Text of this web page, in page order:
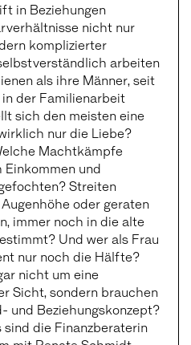
in Beziehungen
nicht nur
komplizierter
arbeiten
als ihre Männer, seit
der Familienarbeit
sich den meisten eine
nur die Liebe?
Machtkämpfe
und
Streiten
oder geraten
immer noch in die alte
Und wer als Frau
nur noch die Hälfte?
nicht um eine
Sicht, sondern brauchen
und Beziehungskonzept?
sind die Finanzberaterin